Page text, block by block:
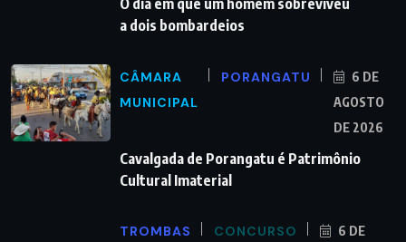
O dia em que um homem sobreviveu
a dois bombardeios
CÂMARA
MUNICIPAL
PORANGATU
6 DE
AGOSTO
DE 2026
Cavalgada de Porangatu é Patrimônio
Cultural Imaterial
TROMBAS
CONCURSO
6 DE